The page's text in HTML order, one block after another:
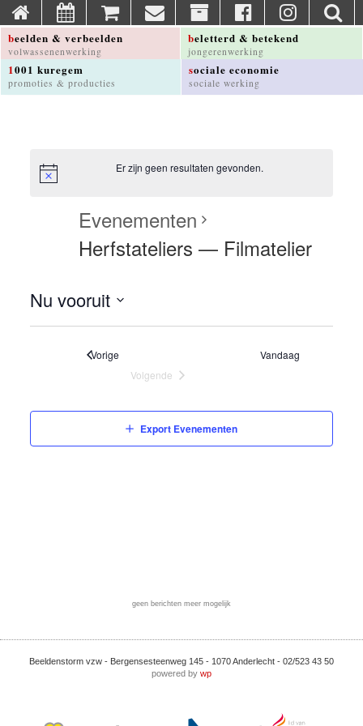
beelden & verbeelden
volwassenenwerking
beletterd & betekend
jongerenwerking
1001 kuregem
promoties & producties
sociale economie
sociale werking
Er zijn geen resultaten gevonden.
Evenementen
Herfstateliers — Filmatelier
Nu vooruit
een
VorigeEvenementen
Vandaag
Volgende
Export Evenementen
geen berichten meer mogelijk
Beeldenstorm vzw - Bergensesteenweg 145 - 1070 Anderlecht - 02/523 43 50
powered by wp